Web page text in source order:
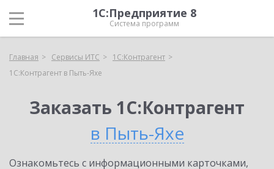
1С:Предприятие 8
Система программ
Главная Сервисы ИТС
1С:Контрагент
1С:Контрагент в Пыть-Яхе
Заказать 1С:Контрагент
в Пыть-Яхе
Ознакомьтесь с информационными карточками,